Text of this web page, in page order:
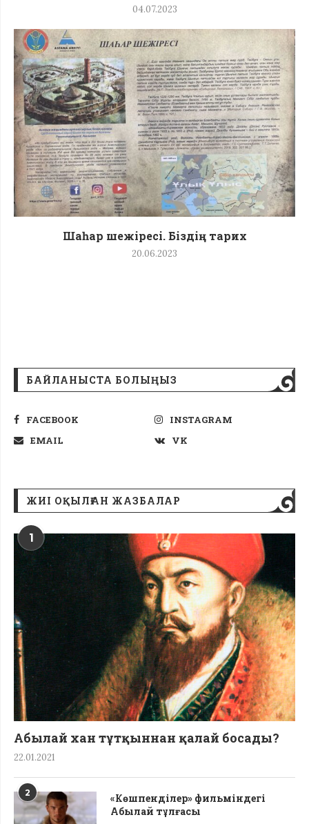
04.07.2023
Шаһар шежіресі. Біздің тарих
20.06.2023
БАЙЛАНЫСТА БОЛЫҢЫЗ
FACEBOOK
INSTAGRAM
EMAIL
VK
ЖИІ ОҚЫЛҒАН ЖАЗБАЛАР
1
Абылай хан тұтқыннан қалай босады?
22.01.2021
2
«Көшпенділер» фильміндегі
Абылай тұлғасы